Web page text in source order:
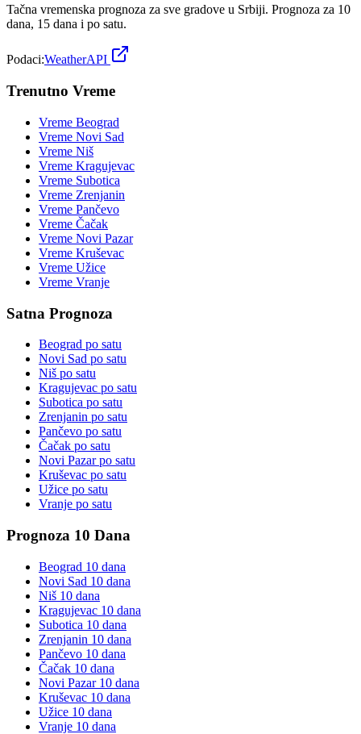
Tačna vremenska prognoza za sve gradove u Srbiji. Prognoza za 10
dana, 15 dana i po satu.
Podaci:WeatherAPI
Trenutno Vreme
Vreme Beograd
Vreme Novi Sad
Vreme Niš
Vreme Kragujevac
Vreme Subotica
Vreme Zrenjanin
Vreme Pančevo
Vreme Čačak
Vreme Novi Pazar
Vreme Kruševac
Vreme Užice
Vreme Vranje
Satna Prognoza
Beograd po satu
Novi Sad po satu
Niš po satu
Kragujevac po satu
Subotica po satu
Zrenjanin po satu
Pančevo po satu
Čačak po satu
Novi Pazarpo satu
Kruševac po satu
Užice po satu
Vranje po satu
Prognoza 10 Dana
Beograd 10 dana
Novi Sad 10 dana
Niš 10 dana
Kragujevac 10 dana
Subotica 10 dana
Zrenjanin 10 dana
Pančevo 10 dana
Čačak 10 dana
Novi Pazar10 dana
Kruševac 10 dana
Užice 10 dana
Vranje 10 dana